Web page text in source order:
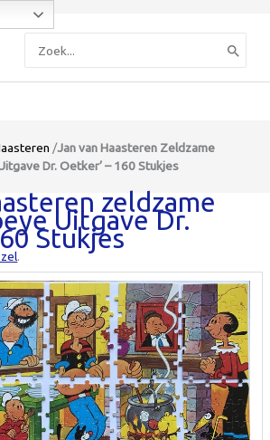
naar:
/Jan van Haasteren Zeldzame
Dr. Oetker’ – 160 Stukjes
zeldzame
Uitgave Dr.
Stukjes
.